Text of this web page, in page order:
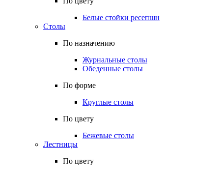
Белые стойки ресепшн
Столы
По назначению
Журнальные столы
Обеденные столы
По форме
Круглые столы
По цвету
Бежевые столы
Лестницы
По цвету